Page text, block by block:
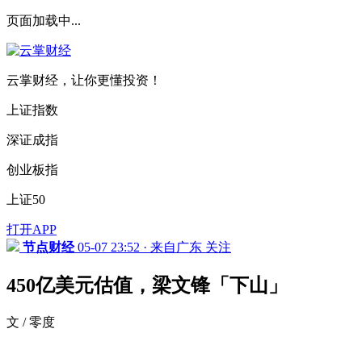
页面加载中...
云掌财经，让你更懂投资！
上证指数
深证成指
创业板指
上证50
打开APP
节点财经 05-07 23:52 · 来自广东 关注
450亿美元估值，梁文锋「下山」
文 / 零度